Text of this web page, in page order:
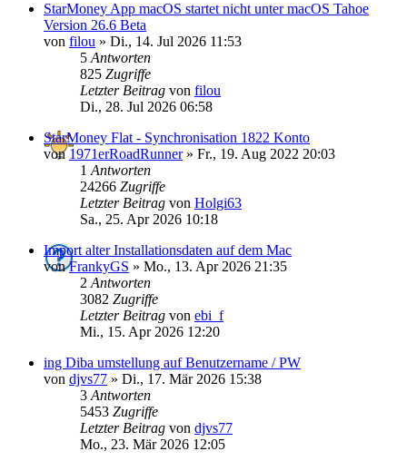
StarMoney App macOS startet nicht unter macOS Tahoe
Version 26.6 Beta
von filou » Di., 14. Jul 2026 11:53
5 Antworten
825 Zugriffe
Letzter Beitrag von filou
Di., 28. Jul 2026 06:58
StarMoney Flat - Synchronisation 1822 Konto
von1971erRoadRunner» Fr., 19. Aug 2022 20:03
1 Antworten
24266 Zugriffe
Letzter Beitrag von Holgi63
Sa., 25. Apr 2026 10:18
Import alter Installationsdaten auf dem Mac
vonFrankyGS » Mo., 13. Apr 2026 21:35
2 Antworten
3082 Zugriffe
Letzter Beitrag von ebi_f
Mi., 15. Apr 2026 12:20
ing Diba umstellung auf Benutzername / PW
von djvs77 » Di., 17. Mär 2026 15:38
3 Antworten
5453 Zugriffe
Letzter Beitrag von djvs77
Mo., 23. Mär 2026 12:05